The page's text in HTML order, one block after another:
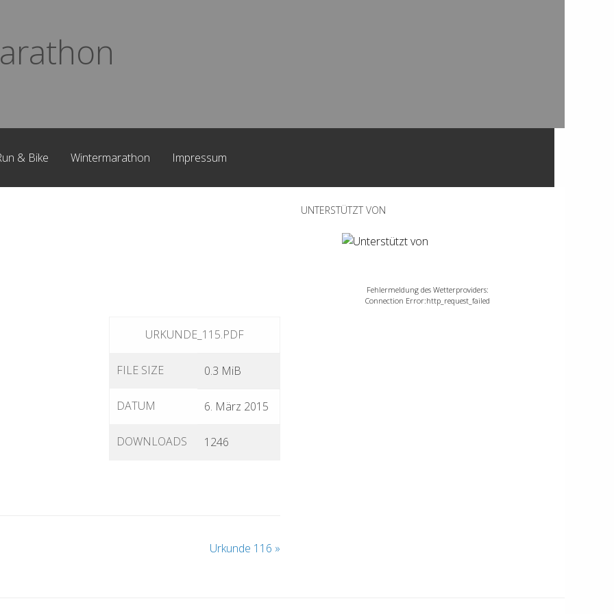
& Bike Wintermarathon Impressum
URKUNDE_115.PDF
FILE SIZE 0.3 MiB
DATUM 6. März 2015
DOWNLOADS 1246
Urkunde 116 »
UNTERSTÜTZT VON
Fehlermeldung des Wetterproviders:
Connection Error:http_request_failed